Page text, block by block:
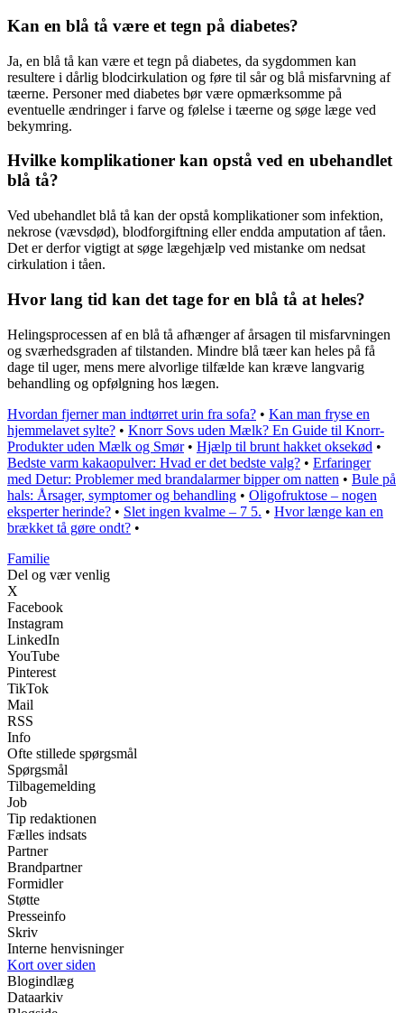
Kan en blå tå være et tegn på diabetes?
Ja, en blå tå kan være et tegn på diabetes, da sygdommen kan
resultere i dårlig blodcirkulation og føre til sår og blå misfarvning af
tæerne. Personer med diabetes bør være opmærksomme på
eventuelle ændringer i farve og følelse i tæerne og søge læge ved
bekymring.
Hvilke komplikationer kan opstå ved en ubehandlet
blå tå?
Ved ubehandlet blå tå kan der opstå komplikationer som infektion,
nekrose (vævsdød), blodforgiftning eller endda amputation af tåen.
Det er derfor vigtigt at søge lægehjælp ved mistanke om nedsat
cirkulation i tåen.
Hvor lang tid kan det tage for en blå tå at heles?
Helingsprocessen af en blå tå afhænger af årsagen til misfarvningen
og sværhedsgraden af tilstanden. Mindre blå tæer kan heles på få
dage til uger, mens mere alvorlige tilfælde kan kræve langvarig
behandling og opfølgning hos lægen.
Hvordan fjerner man indtørret urin fra sofa? • Kan man fryse en
hjemmelavet sylte? • Knorr Sovs uden Mælk? En Guide til Knorr-
Produkter uden Mælk og Smør• Hjælp til brunt hakket oksekød •
Bedste varm kakaopulver: Hvad er det bedste valg? • Erfaringer
med Detur: Problemer med brandalarmer bipper om natten • Bule på
hals: Årsager, symptomer og behandling • Oligofruktose – nogen
eksperter herinde? • Slet ingen kvalme – 7 5. • Hvor længe kan en
brækket tå gøre ondt? •
Familie
Del og vær venlig
X
Facebook
Instagram
LinkedIn
YouTube
Pinterest
TikTok
Mail
RSS
Info
Ofte stillede spørgsmål
Spørgsmål
Tilbagemelding
Job
Tip redaktionen
Fælles indsats
Partner
Brandpartner
Formidler
Støtte
Presseinfo
Skriv
Interne henvisninger
Kort over siden
Blogindlæg
Dataarkiv